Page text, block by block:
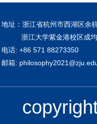
地址：浙江省杭州市西湖区余
浙江大学紫金港校区成
电话: +86 571 88273350
邮箱: